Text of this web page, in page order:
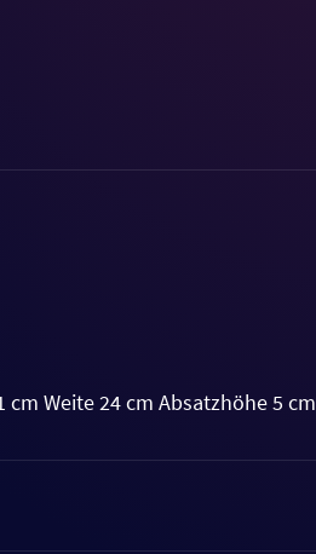
cm Weite 24 cm Absatzhöhe 5 cm